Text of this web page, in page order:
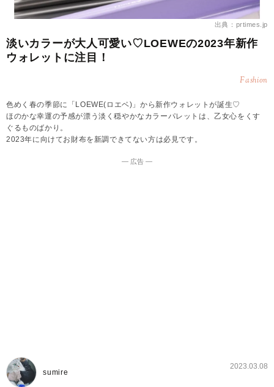
出典：prtimes.jp
淡いカラーが大人可愛い♡LOEWEの2023年新作
ウォレットに注目！
Fashion
色めく春の季節に「LOEWE(ロエベ)」から新作ウォレットが誕生♡
ほのかな幸運の予感が漂う淡く穏やかなカラーパレットは、乙女心をくす
ぐるものばかり。
2023年に向けてお財布を新調できてない方は必見です。
― 広告 ―
sumire
2023.03.08